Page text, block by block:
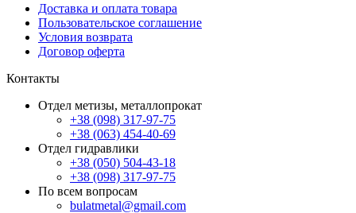
Доставка и оплата товара
Пользовательское соглашение
Условия возврата
Договор оферта
Контакты
Отдел метизы, металлопрокат
+38 (098) 317-97-75
+38 (063) 454-40-69
Отдел гидравлики
+38 (050) 504-43-18
+38 (098) 317-97-75
По всем вопросам
bulatmetal@gmail.com